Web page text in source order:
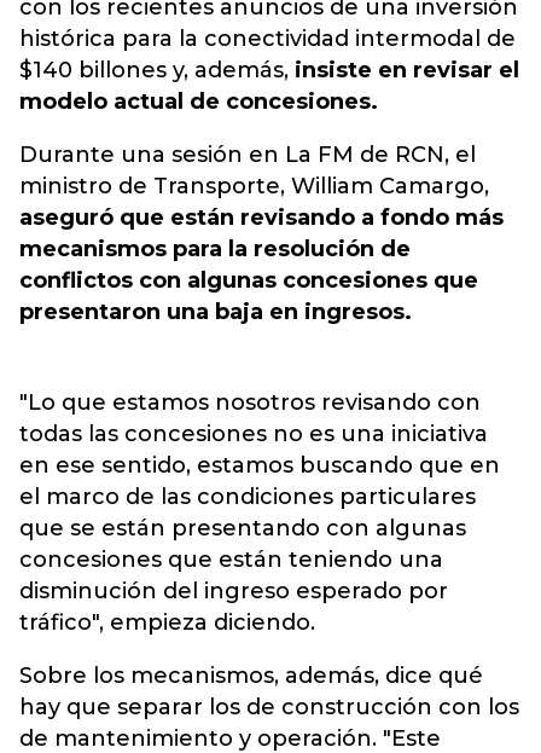
con los recientes anuncios de una inversión
histórica para la conectividad intermodal de
$140 billones y, además, insiste en revisar el
modelo actual de concesiones.
Durante una sesión en La FM de RCN, el
ministro de Transporte, William Camargo,
aseguró que están revisando a fondo más
mecanismos para la resolución de
conflictos con algunas concesiones que
presentaron una baja en ingresos.
"Lo que estamos nosotros revisando con
todas las concesiones no es una iniciativa
en ese sentido, estamos buscando que en
el marco de las condiciones particulares
que se están presentando con algunas
concesiones que están teniendo una
disminución del ingreso esperado por
tráfico", empieza diciendo.
Sobre los mecanismos, además, dice qué
hay que separar los de construcción con los
de mantenimiento y operación. "Este